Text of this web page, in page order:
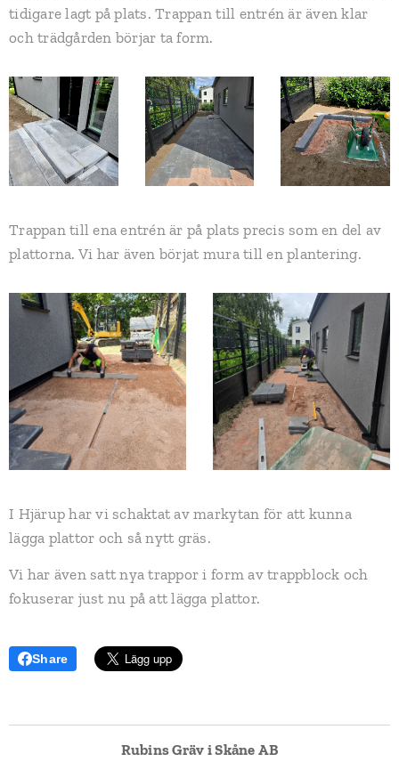
tidigare lagt på plats. Trappan till entrén är även klar
och trädgården börjar ta form.
Trappan till ena entrén är på plats precis som en del av
plattorna. Vi har även börjat mura till en plantering.
I Hjärup har vi schaktat av markytan för att kunna
lägga plattor och så nytt gräs.
Vi har även satt nya trappor i form av trappblock och
fokuserar just nu på att lägga plattor.
Share
Rubins Gräv i Skåne AB